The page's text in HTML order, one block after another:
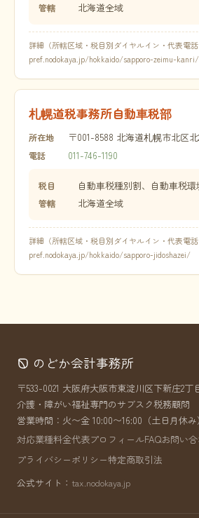
管轄 北海道全域
詳細（所轄区域・税目別ダイヤルイン・代表電話
pref.nodokaya.jp/hokkaido/sapporo-zeimu-kanri/
札幌道税事務所自動車税部
所在地 〒001-8588 北海道札幌市北区北
電話 011-746-1190
税目 自動車税種別割、自動車税環
管轄 北海道全域
詳細（所轄区域・税目別ダイヤルイン・代表電話
pref.nodokaya.jp/hokkaido/sapporo-jidoshazei/
のどか会計事務所
〒533-0021 大阪府大阪市東淀川区下新庄2丁
介護・障がい福祉専門のサブスク税務顧問
営業時間：火〜金 10:00〜16:00（土日月休み）
対応業種料金代表プロフィールFAQお問い
プライバシーポリシー特定商取引法
公式サイト： tax.nodokaya.jp